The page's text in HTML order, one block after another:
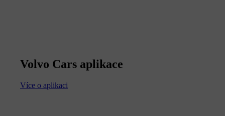
Volvo Cars aplikace
Více o aplikaci